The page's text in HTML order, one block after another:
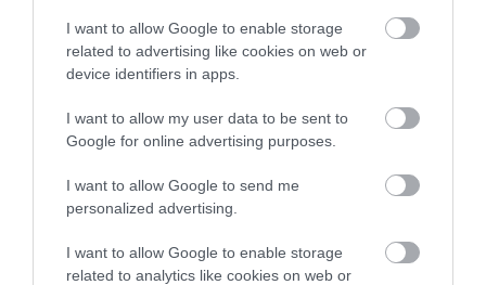
I want to allow Google to enable storage
related to advertising like cookies on web or
device identifiers in apps.
I want to allow my user data to be sent to
Google for online advertising purposes.
I want to allow Google to send me
personalized advertising.
I want to allow Google to enable storage
related to analytics like cookies on web or
ΦΕΣΤΙΒΑΛ ΑΝΔΡΟΥ: Ένα βαθυστόχαστο έργο του
Η νεολαία της Άνδρου είναι εδώ. Χρειάζεται όμως
ΡΑΦΗΝΑ – ΘΕΟΥΤΑ σημειώσατε…
ΡΑΦΗΝΑ ΣΤΟ «ΤΕΛΕΥΤΑΙΟ ΜΠΑΡΚΟ» ΤΟΥ